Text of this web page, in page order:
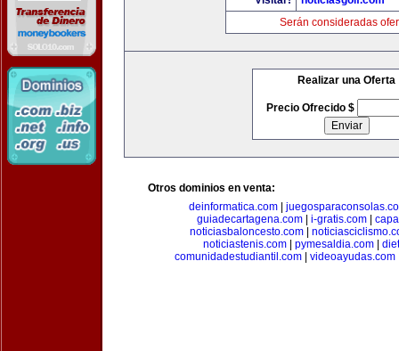
Serán consideradas
Realizar una Oferta
Precio Ofrecido $
Otros dominios en venta:
deinformatica.com
guiadecartagena.com| i-gratis.com|
noticiasbaloncesto.com
noticiastenis.com
pymesaldia.com
comunidadestudiantil.com| videoayudas.com